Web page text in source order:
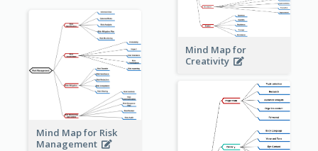
Mind Map for
Creativity
Mind Map for Risk
Management